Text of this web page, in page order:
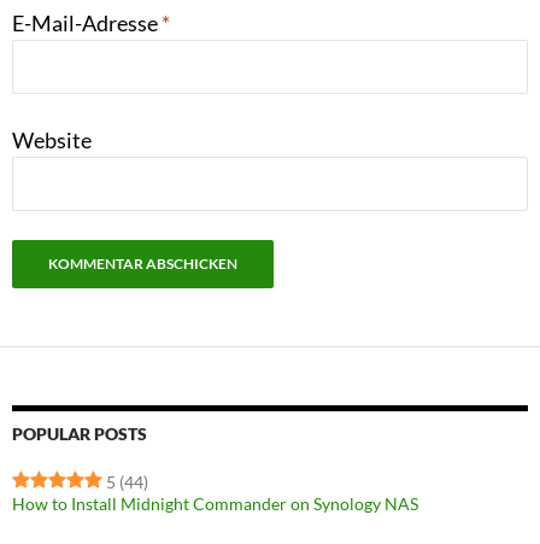
E-Mail-Adresse*
Website
POPULAR POSTS
5 (44)
How to Install Midnight Commander on Synology NAS